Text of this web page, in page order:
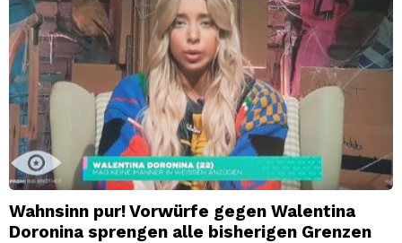
Wahnsinn pur! Vorwürfe gegen Walentina
Doronina sprengen alle bisherigen Grenzen